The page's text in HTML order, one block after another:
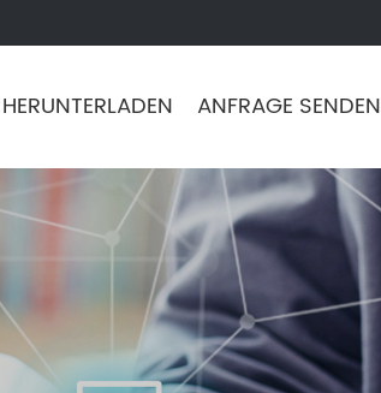
HERUNTERLADEN ANFRAGE SENDEN